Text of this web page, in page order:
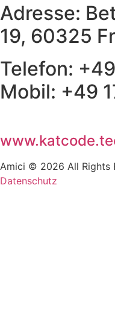
Adresse:
19, 60325
Telefon:
Mobil: +49
Amici © 2026 All Rights
Datenschutz